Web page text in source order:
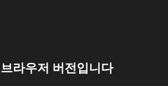
라우저 버전입니다